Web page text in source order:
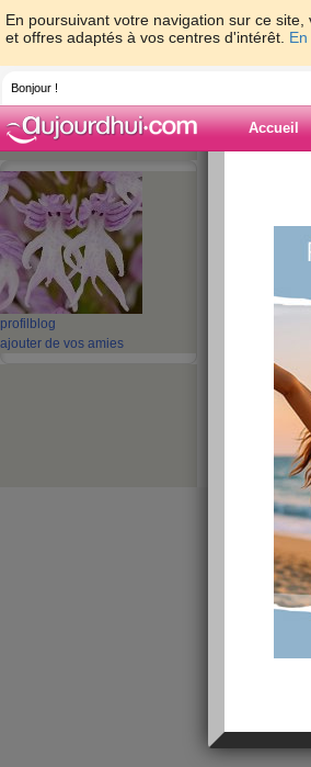
En poursuivant votre navigation sur ce
et offres adaptés à vos centres d'intérêt.
Bonjour !
Accueil
profil blog
ajouter de vos amies
aujourdhui.com,
Je
publié le 26/